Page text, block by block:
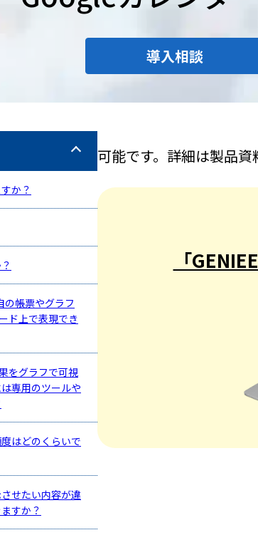
導入相談
か？
の帳票やグラフ
ド上で表現でき
をグラフで可視
専用のツールや
はどのくらいで
せたい内容が違
すか？
可能です。詳細は製品資
「